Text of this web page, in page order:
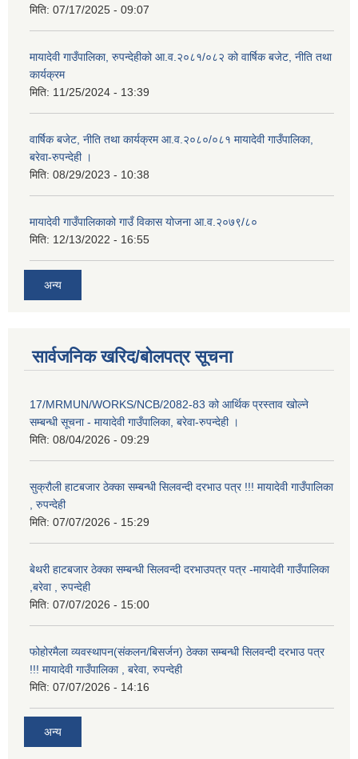
मिति: 07/17/2025 - 09:07
मायादेवी गाउँपालिका, रुपन्देहीको आ.व.२०८१/०८२ को वार्षिक बजेट, नीति तथा
कार्यक्रम
मिति: 11/25/2024 - 13:39
वार्षिक बजेट, नीति तथा कार्यक्रम आ.व.२०८०/०८१ मायादेवी गाउँपालिका,
बरेवा-रुपन्देही ।
मिति: 08/29/2023 - 10:38
मायादेवी गाउँपालिकाको गाउँ विकास योजना आ.व.२०७९/८०
मिति: 12/13/2022 - 16:55
अन्य
सार्वजनिक खरिद/बोलपत्र सूचना
17/MRMUN/WORKS/NCB/2082-83 को आर्थिक प्रस्ताव खोल्ने
सम्बन्धी सूचना - मायादेवी गाउँपालिका, बरेवा-रुपन्देही ।
मिति: 08/04/2026 - 09:29
सुक्रौली हाटबजार ठेक्का सम्बन्धी सिलवन्दी दरभाउ पत्र !!! मायादेवी गाउँपालिका
, रुपन्देही
मिति: 07/07/2026 - 15:29
बेथरी हाटबजार ठेक्का सम्बन्धी सिलवन्दी दरभाउपत्र पत्र -मायादेवी गाउँपालिका
,बरेवा , रुपन्देही
मिति: 07/07/2026 - 15:00
फोहोरमैला व्यवस्थापन(संकलन/बिसर्जन) ठेक्का सम्बन्धी सिलवन्दी दरभाउ पत्र
!!! मायादेवी गाउँपालिका , बरेवा, रुपन्देही
मिति: 07/07/2026 - 14:16
अन्य